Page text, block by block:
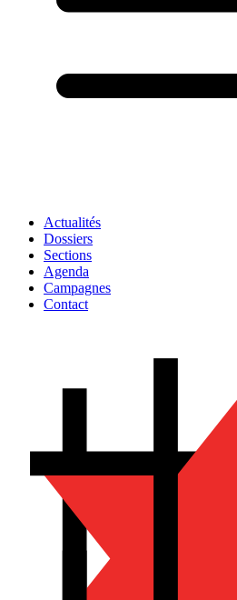
Actualités
Dossiers
Sections
Agenda
Campagnes
Contact